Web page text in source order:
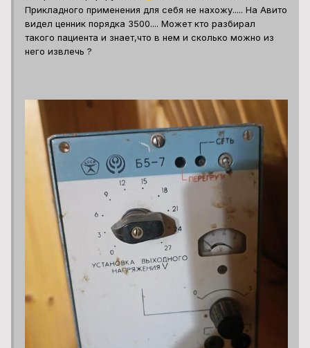
Прикладного применения для себя не нахожу..... На Авито
видел ценник порядка 3500.... Может кто разбирал
такого пациента и знает,что в нем и сколько можно из
него извлечь ?